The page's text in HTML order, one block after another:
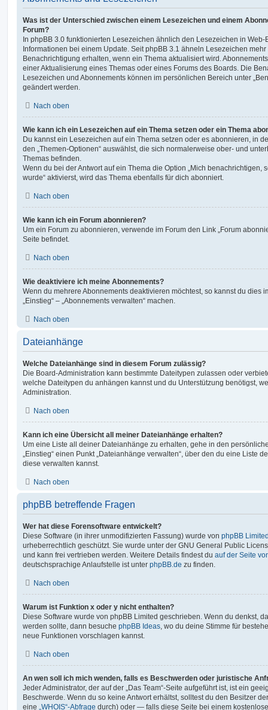
Was ist der Unterschied zwischen einem Lesezeichen und einem
Forum?
In phpBB 3.0 funktionierten Lesezeichen ähnlich den Lesezeichen in
Informationen bei einem Update. Seit phpBB 3.1 ähneln Lesezeichen
Benachrichtigung erhalten, wenn ein Thema aktualisiert wird.
einer Aktualisierung eines Themas oder eines Forums des Boards. Die
Lesezeichen und Abonnements können im persönlichen Bereich unter
geändert werden.
Nach oben
Wie kann ich ein Lesezeichen auf ein Thema setzen oder ein Thema
Du kannst ein Lesezeichen auf ein Thema setzen oder es abonnieren, in
den „Themen-Optionen“ auswählst, die sich normalerweise ober- und
Themas befinden.
Wenn du bei der Antwort auf ein Thema die Option „Mich benachrichtigen,
wurde“ aktivierst, wird das Thema ebenfalls für dich abonniert.
Nach oben
Wie kann ich ein Forum abonnieren?
Um ein Forum zu abonnieren, verwende im Forum den Link „Forum
Seite befindet.
Nach oben
Wie deaktiviere ich meine Abonnements?
Wenn du mehrere Abonnements deaktivieren möchtest, so kannst du dies
„Einstieg“ – „Abonnements verwalten“ machen.
Nach oben
Dateianhänge
Welche Dateianhänge sind in diesem Forum zulässig?
Die Board-Administration kann bestimmte Dateitypen zulassen oder
welche Dateitypen du anhängen kannst und du Unterstützung benötigst,
Administration.
Nach oben
Kann ich eine Übersicht all meiner Dateianhänge erhalten?
Um eine Liste all deiner Dateianhänge zu erhalten, gehe in den
„Einstieg“ einen Punkt „Dateianhänge verwalten“, über den du eine Liste
diese verwalten kannst.
Nach oben
phpBB betreffende Fragen
Wer hat diese Forensoftware entwickelt?
Diese Software (in ihrer unmodifizierten Fassung) wurde von phpBB
urheberrechtlich geschützt. Sie wurde unter der GNU General Public
und kann frei vertrieben werden. Weitere Details findest du auf der Seite
deutschsprachige Anlaufstelle ist unter phpBB.de zu finden.
Nach oben
Warum ist Funktion x oder y nicht enthalten?
Diese Software wurde von phpBB Limited geschrieben. Wenn du denkst,
werden sollte, dann besuche phpBB Ideas , wo du deine Stimme für
neue Funktionen vorschlagen kannst.
Nach oben
An wen soll ich mich wenden, falls es Beschwerden oder juristische
Jeder Administrator, der auf der „Das Team“-Seite aufgeführt ist, ist ein
Beschwerde. Wenn du so keine Antwort erhältst, solltest du den Besitzer
eine „WHOIS“-Abfrage durch) oder — falls diese Seite bei einem